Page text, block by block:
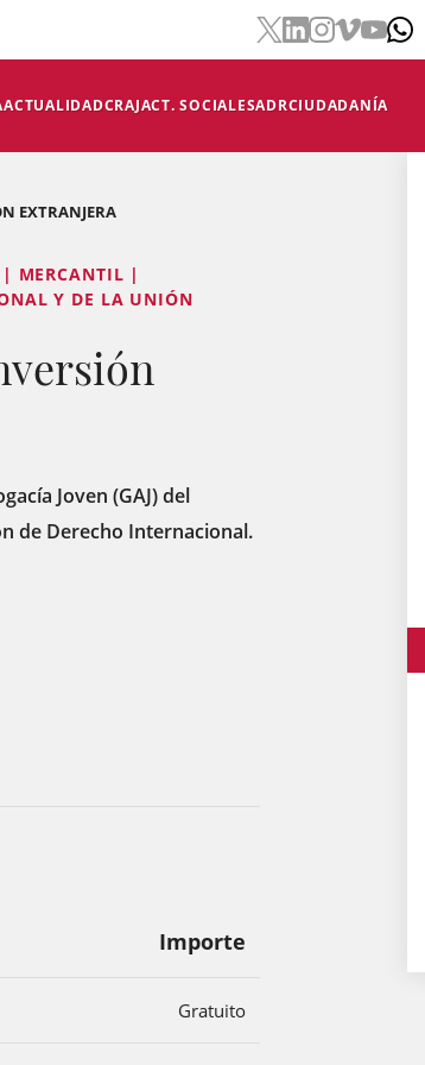
ACTUALIDADCRAJACT. SOCIALESADRCIUDADANÍA
EXTRANJERA
| MERCANTIL |
Y DE LA UNIÓN
Joven (GAJ) del
de Derecho Internacional.
Importe
Gratuito